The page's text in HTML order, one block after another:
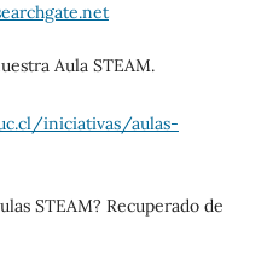
Aula STEAM.
iniciativas/aulas-
STEAM? Recuperado de